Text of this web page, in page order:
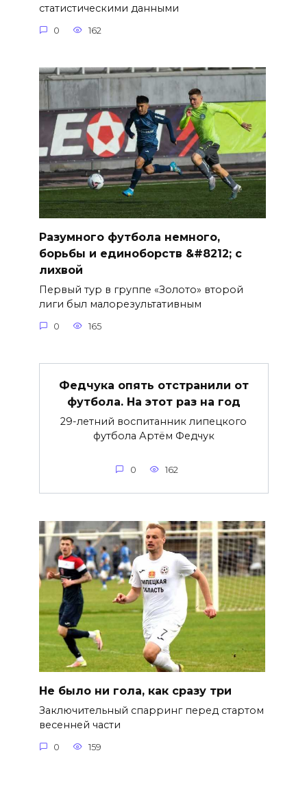
статистическими данными
0 162
Разумного футбола немного,
борьбы и единоборств &#8212; с
лихвой
Первый тур в группе «Золото» второй
лиги был малорезультативным
0 165
Федчука опять отстранили от
футбола. На этот раз на год
29-летний воспитанник липецкого
футбола Артём Федчук
0 162
Не было ни гола, как сразу три
Заключительный спарринг перед стартом
весенней части
0 159